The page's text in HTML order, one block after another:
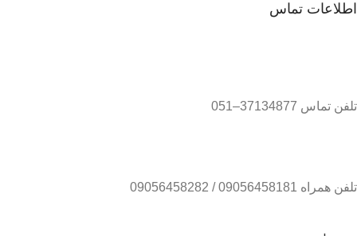
اطلاعات تماس
تلفن تماس 37134877–051
تلفن همراه 09056458181 / 09056458282